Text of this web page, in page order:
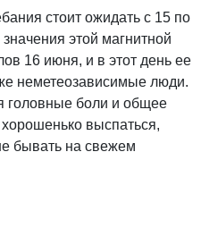
стоит ожидать с 15 по
этой магнитной
16 июня, и в этот день ее
неметеозависимые люди.
головные боли и общее
выспаться,
бывать на свежем